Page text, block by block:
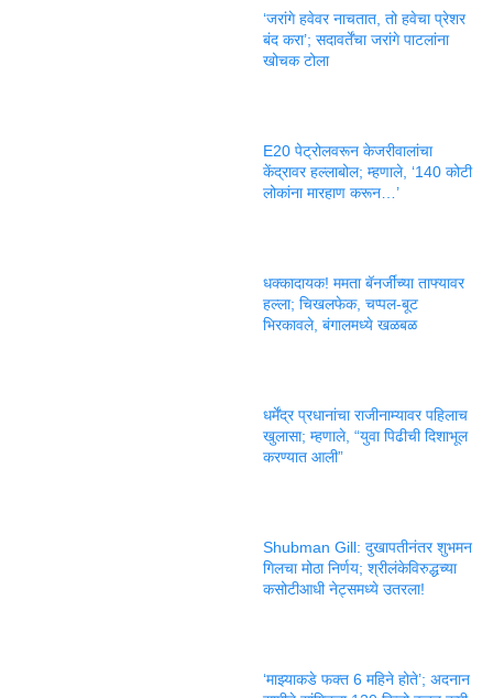
‘जरांगे हवेवर नाचतात, तो हवेचा प्रेशर
बंद करा’; सदावर्तेंचा जरांगे पाटलांना
खोचक टोला
E20 पेट्रोलवरून केजरीवालांचा
केंद्रावर हल्लाबोल; म्हणाले, ‘140 कोटी
लोकांना मारहाण करून…’
धक्कादायक! ममता बॅनर्जींच्या ताफ्यावर
हल्ला; चिखलफेक, चप्पल-बूट
भिरकावले, बंगालमध्ये खळबळ
धर्मेंद्र प्रधानांचा राजीनाम्यावर पहिलाच
खुलासा; म्हणाले, “युवा पिढीची दिशाभूल
करण्यात आली”
Shubman Gill: दुखापतीनंतर शुभमन
गिलचा मोठा निर्णय; श्रीलंकेविरुद्धच्या
कसोटीआधी नेट्समध्ये उतरला!
‘माझ्याकडे फक्त 6 महिने होते’; अदनान